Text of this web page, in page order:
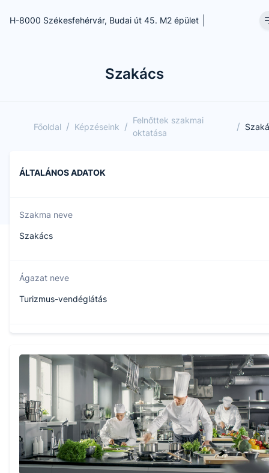
H-8000 Székesfehérvár, Budai út 45. M2 épület
Szakács
Főoldal / Képzéseink /
Felnőttek szakmai
oktatása
/
ÁLTALÁNOS ADATOK
Szakma neve
Szakács
Ágazat neve
Turizmus-vendéglátás
410132305
Képzés időtartama
1 év
Választható szakmairányok: